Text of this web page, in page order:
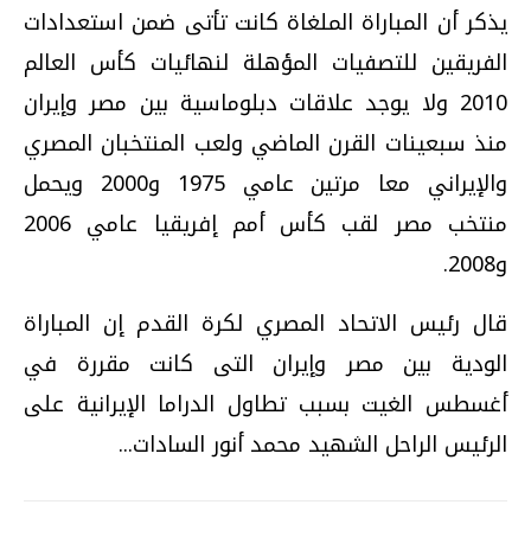
يذكر أن المباراة الملغاة كانت تأتى ضمن استعدادات
الفريقين للتصفيات المؤهلة لنهائيات كأس العالم
2010 ولا يوجد علاقات دبلوماسية بين مصر وإيران
منذ سبعينات القرن الماضي ولعب المنتخبان المصري
والإيراني معا مرتين عامي 1975 و2000 ويحمل
منتخب مصر لقب كأس أمم إفريقيا عامي 2006
و2008.
قال رئيس الاتحاد المصري لكرة القدم إن المباراة
الودية بين مصر وإيران التى كانت مقررة في
أغسطس الغيت بسبب تطاول الدراما الإيرانية على
الرئيس الراحل الشهيد محمد أنور السادات...